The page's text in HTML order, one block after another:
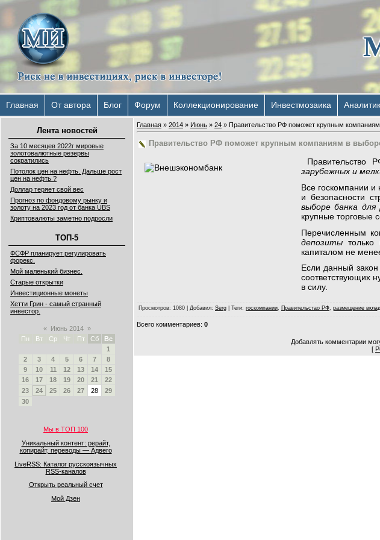
Главная От автора Блог Форум Коллекционирование Инвестмозаика
Лента новостей
За 10 месяцев 2022г мировые
золотовалютные резервы
сократились
Потолок цен на нефть. Дальше рост
цен на нефть ?
Доллар теряет свой вес
Прогноз по фондовому рынку и
золоту на 2023 год от банка UBS
Криптовалюты заметно подросли
ТОП-5
ФСФР планирует регулировать
форекс.
Мой маленький бизнес.
Старые открытки
Инвестиционные монеты
Хетти Грин - самый странный
инвестор.
« Июнь 2014 »
Пн
Вт Ср Чт Пт Сб
Вс
1
2
3 4 5 6 7
8
9
10 11 12 13 14
15
16
17 18 19 20 21
22
23
24 25 26 27 28
29
30
Мы в ТОП 100
Уникальный контент: рерайт,
копирайт, переводы — Адвего
LiveRSS: Каталог русскоязычных
RSS-каналов
Открыть реальный счет
Мой Дзен
Главная » 2014 » Июнь » 24 » Правительство РФ поможет крупным
Правительство РФ поможет крупным компаниям в
Правительство
зарубежных и
Все госкомпании
и безопасности
выборе банка для
крупные торговые
Перечисленным
депозиты только
капиталом не
Если данный
соответствующих
в силу.
Просмотров: 1080 | Добавил: Serg Теги: госкомпании, Правительстао РФ, размещение
Всего комментариев: 0
Добавлять комментарии
[